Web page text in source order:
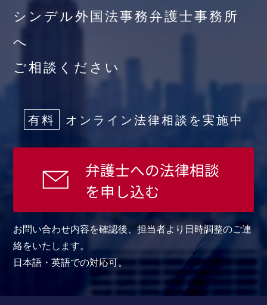
シンデル外国法事務弁護士事務所
へ
ご相談ください
有料 オンライン法律相談を実施中
弁護士への法律相談
を申し込む
お問い合わせ内容を確認後、担当者より日時調整のご連
絡をいたします。
日本語・英語での対応可。